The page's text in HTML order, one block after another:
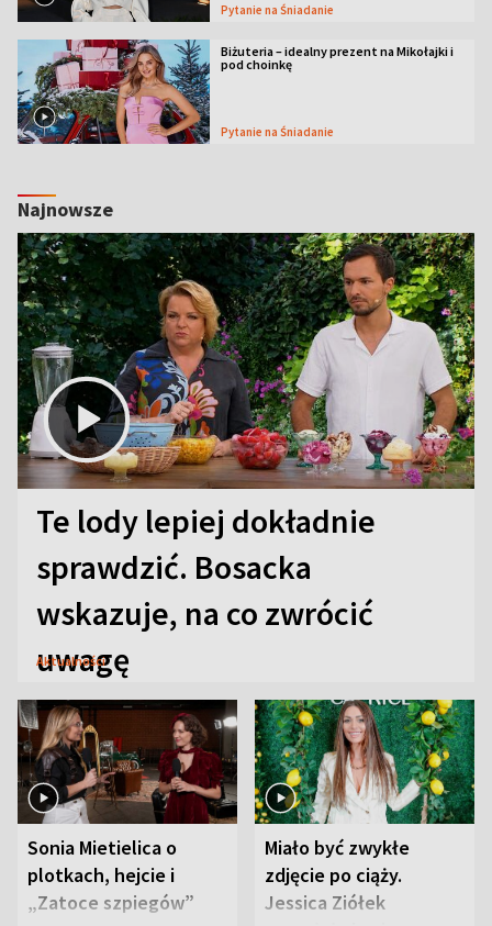
Pytanie na Śniadanie
Biżuteria – idealny prezent na Mikołajki i
pod choinkę
Pytanie na Śniadanie
Najnowsze
Te lody lepiej dokładnie
sprawdzić. Bosacka
wskazuje, na co zwrócić
uwagę
Aktualności
Sonia Mietielica o
plotkach, hejcie i
„Zatoce szpiegów”
Miało być zwykłe
zdjęcie po ciąży.
Jessica Ziółek